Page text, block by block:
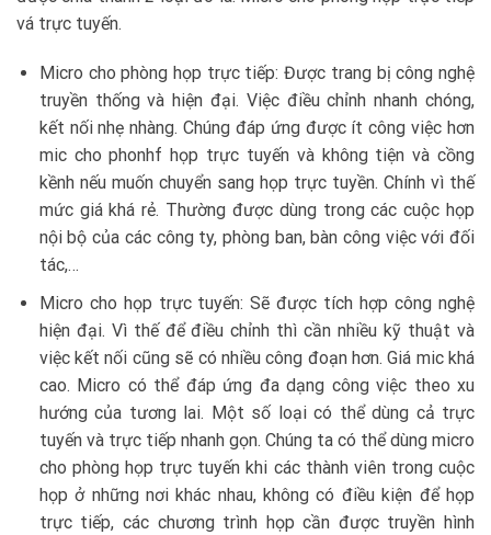
vá trực tuyến.
Micro cho phòng họp trực tiếp: Được trang bị công nghệ
truyền thống và hiện đại. Việc điều chỉnh nhanh chóng,
kết nối nhẹ nhàng. Chúng đáp ứng được ít công việc hơn
mic cho phonhf họp trực tuyến và không tiện và cồng
kềnh nếu muốn chuyển sang họp trực tuyền. Chính vì thế
mức giá khá rẻ. Thường được dùng trong các cuộc họp
nội bộ của các công ty, phòng ban, bàn công việc với đối
tác,…
Micro cho họp trực tuyến: Sẽ được tích hợp công nghệ
hiện đại. Vì thế để điều chỉnh thì cần nhiều kỹ thuật và
việc kết nối cũng sẽ có nhiều công đoạn hơn. Giá mic khá
cao. Micro có thể đáp ứng đa dạng công việc theo xu
hướng của tương lai. Một số loại có thể dùng cả trực
tuyến và trực tiếp nhanh gọn. Chúng ta có thể dùng micro
cho phòng họp trực tuyến khi các thành viên trong cuộc
họp ở những nơi khác nhau, không có điều kiện để họp
trực tiếp, các chương trình họp cần được truyền hình